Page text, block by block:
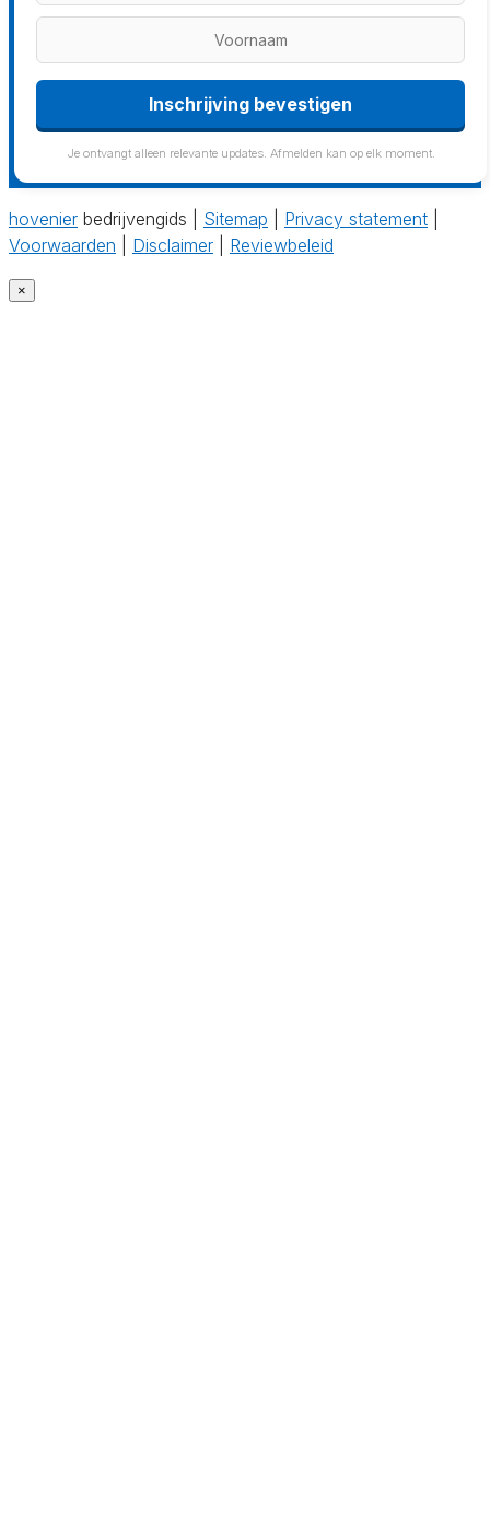
Inschrijving bevestigen
Je ontvangt alleen relevante updates. Afmelden kan op elk moment.
hovenier bedrijvengids | Sitemap Privacy statement
Voorwaarden
Disclaimer Reviewbeleid
×